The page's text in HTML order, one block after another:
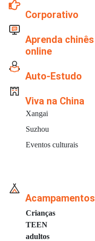
Corporativo
Aprenda chinês
online
Auto-Estudo
Viva na China
Xangai
Suzhou
Eventos culturais
Acampamentos
Crianças
TEEN
adultos